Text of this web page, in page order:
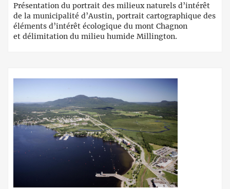
Présentation du portrait des milieux naturels d’intérêt
de la municipalité d’Austin, portrait cartographique des
éléments d’intérêt écologique du mont Chagnon
et délimitation du milieu humide Millington.